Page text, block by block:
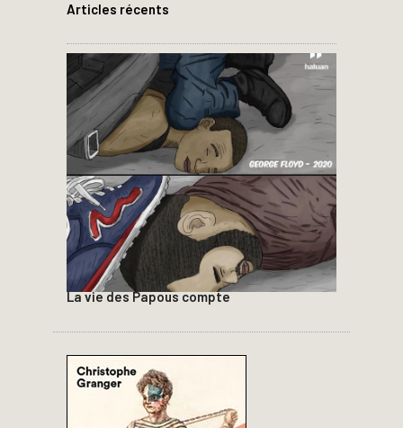
Articles récents
La vie des Papous compte